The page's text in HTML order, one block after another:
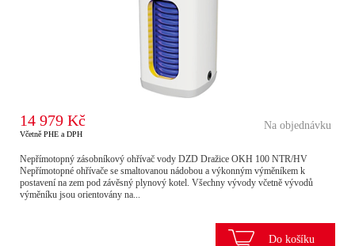
14 979 Kč
Včetně PHE a DPH
Na objednávku
Nepřímotopný zásobníkový ohřívač vody DZD Dražice OKH 100 NTR/HV
Nepřímotopné ohřívače se smaltovanou nádobou a výkonným výměníkem k
postavení na zem pod závěsný plynový kotel. Všechny vývody včetně vývodů
výměníku jsou orientovány na...
Do košíku